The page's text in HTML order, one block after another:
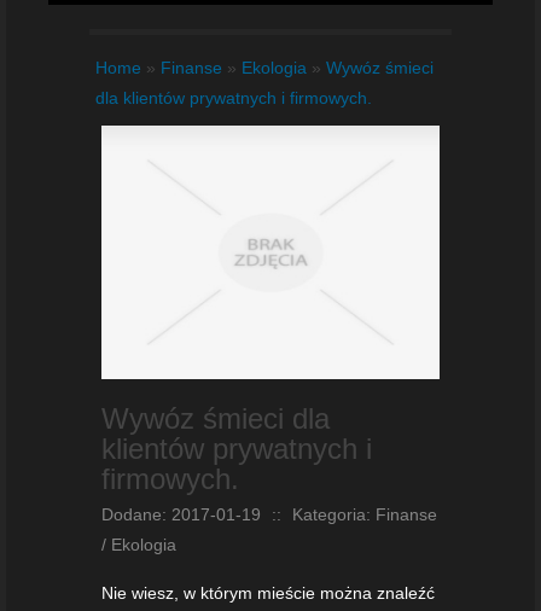
Home » Finanse » Ekologia » Wywóz śmieci
dla klientów prywatnych i firmowych.
Wywóz śmieci dla
klientów prywatnych i
firmowych.
Dodane: 2017-01-19 ::
Kategoria: Finanse
/ Ekologia
Nie wiesz, w którym mieście można znaleźć